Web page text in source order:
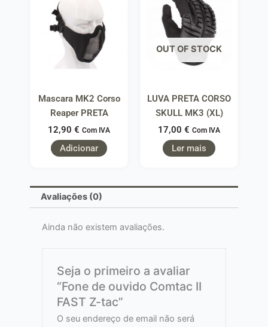
Mascara MK2 Corso
Reaper PRETA
12,90 € Com IVA
Adicionar
OUT OF STOCK
LUVA PRETA CORSO
SKULL MK3 (XL)
17,00 € Com IVA
Ler mais
Avaliações (0)
Ainda não existem avaliações.
Seja o primeiro a avaliar
“Fone de ouvido Comtac II
FAST Z-tac”
O seu endereço de email não será